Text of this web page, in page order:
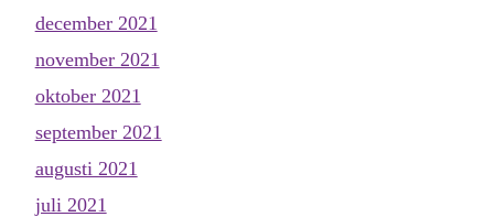
december 2021
november 2021
oktober 2021
september 2021
augusti 2021
juli 2021